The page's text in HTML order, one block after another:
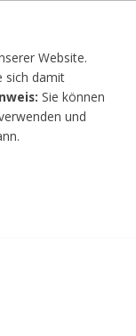
Website.
sich damit
Sie können
und